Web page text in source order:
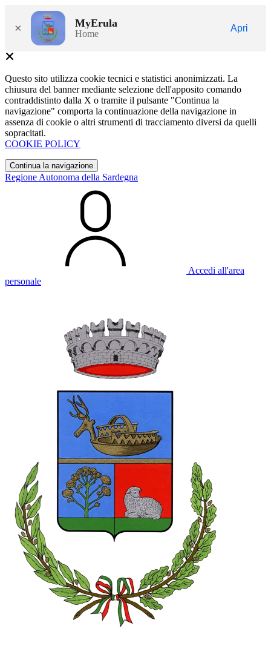
× MyErula
Home
Apri
Questo sito utilizza cookie tecnici e statistici anonimizzati. La
chiusura del banner mediante selezione dell'apposito comando
contraddistinto dalla X o tramite il pulsante "Continua la
navigazione" comporta la continuazione della navigazione in
assenza di cookie o altri strumenti di tracciamento diversi da quelli
sopracitati.
COOKIE POLICY
Continua la navigazione
Regione Autonoma della Sardegna
Accedi all'area
personale